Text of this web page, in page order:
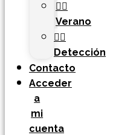
🏄‍♀️
Verano
🐕‍🦺
Detección
Contacto
Acceder
a
mi
cuenta